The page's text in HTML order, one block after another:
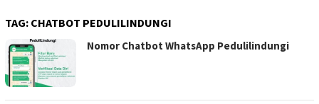
TAG: CHATBOT PEDULILINDUNGI
Nomor Chatbot WhatsApp Pedulilindungi